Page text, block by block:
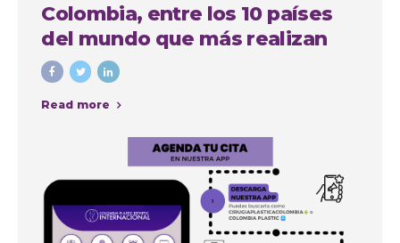
Colombia, entre los 10 países
del mundo que más realizan
cirugías plásticas estéticas
Read more